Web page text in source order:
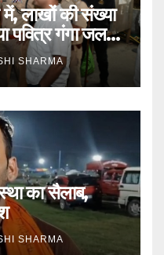
लाखों की संख्या
पवित्र गंगा जल
SHARMA
का सैलाब,
SHARMA